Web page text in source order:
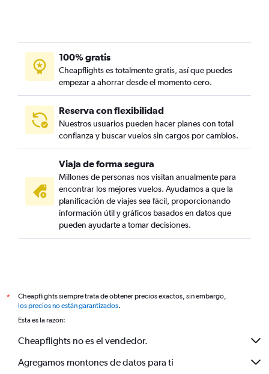
100% gratis
Cheapflights es totalmente gratis, así que puedes
empezar a ahorrar desde el momento cero.
Reserva con flexibilidad
Nuestros usuarios pueden hacer planes con total
confianza y buscar vuelos sin cargos por cambios.
Viaja de forma segura
Millones de personas nos visitan anualmente para
encontrar los mejores vuelos. Ayudamos a que la
planificación de viajes sea fácil, proporcionando
información útil y gráficos basados en datos que
pueden ayudarte a tomar decisiones.
*
Cheapflights siempre trata de obtener precios exactos, sin embargo,
los precios no están garantizados.
Esta es la razón:
Cheapflights no es el vendedor.
Agregamos montones de datos para ti